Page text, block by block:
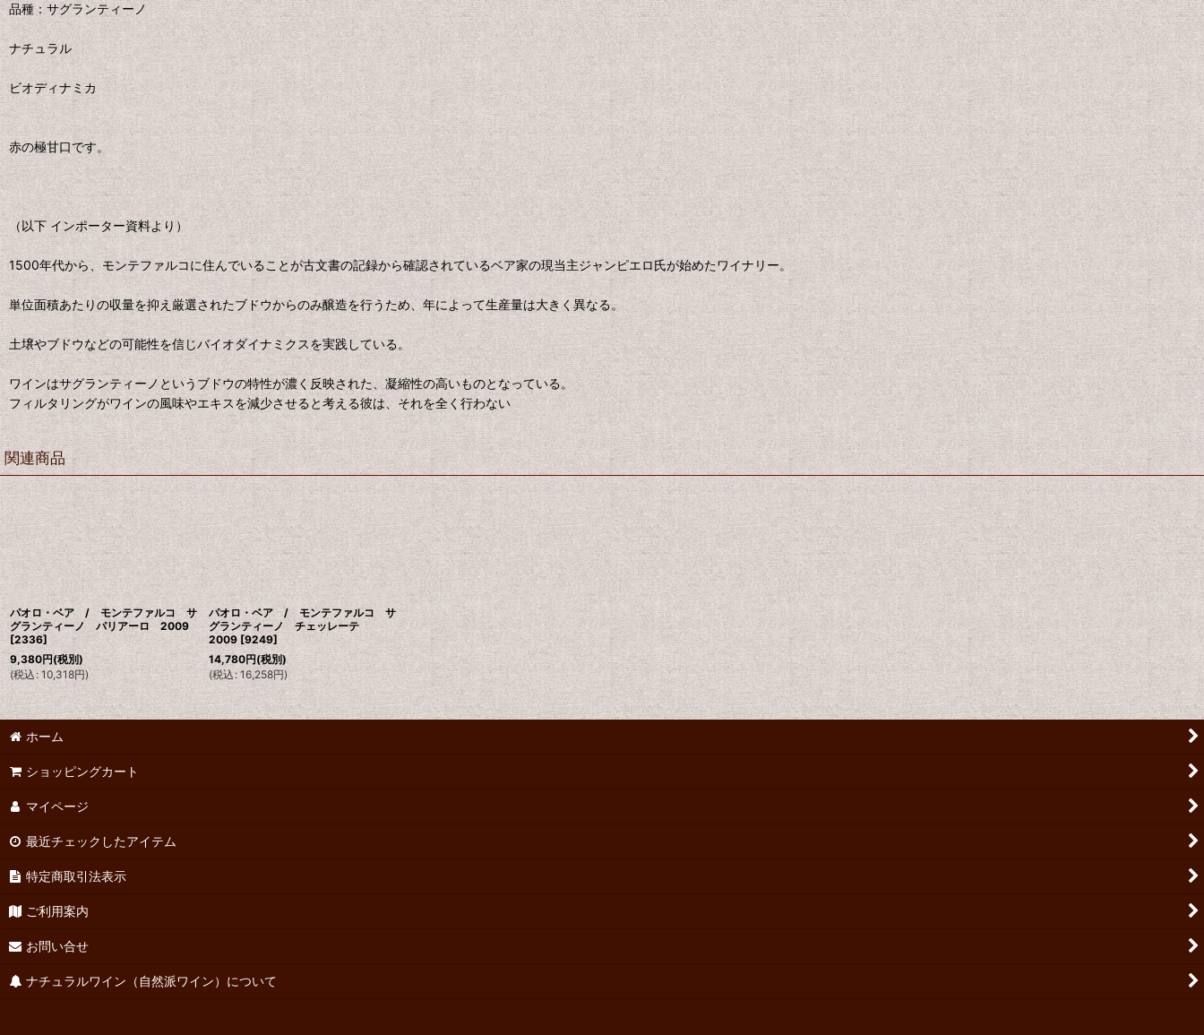
品種：サグランティーノ
ナチュラル
ビオディナミカ
赤の極甘口です。
（以下 インポーター資料より）
1500年代から、モンテファルコに住んでいることが古文書の記録から確認されているベア家の現当主ジャンピエロ氏が始めたワイナリー。
単位面積あたりの収量を抑え厳選されたブドウからのみ醸造を行うため、年によって生産量は大きく異なる。
土壌やブドウなどの可能性を信じバイオダイナミクスを実践している。
ワインはサグランティーノというブドウの特性が濃く反映された、凝縮性の高いものとなっている。
フィルタリングがワインの風味やエキスを減少させると考える彼は、それを全く行わない
関連商品
パオロ・ベア / モンテファルコ サ
グランティーノ パリアーロ 2009
[2336]
9,380円(税別)
(税込: 10,318円)
パオロ・ベア / モンテファルコ サ
グランティーノ チェッレーテ
2009 [9249]
14,780円(税別)
(税込 : 16,258円)
ホーム
ショッピングカート
マイページ
最近チェックしたアイテム
特定商取引法表示
ご利用案内
お問い合せ
ナチュラルワイン（自然派ワイン）について